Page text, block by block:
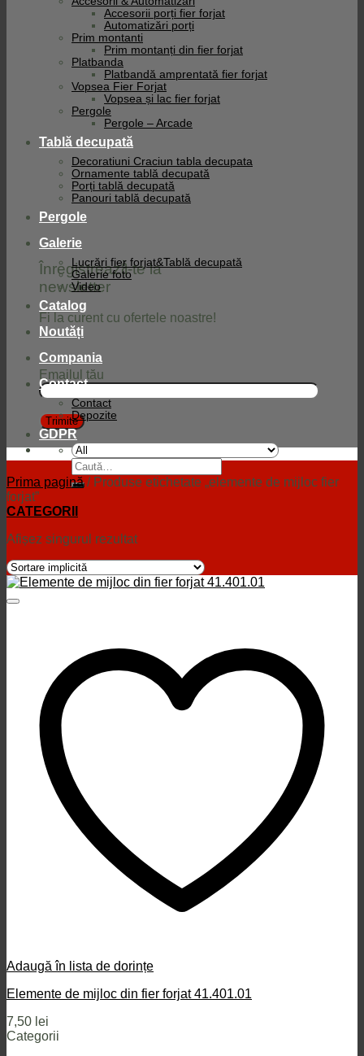
Înregistrează-te la
newsletter
Fi la curent cu ofertele noastre!
Emailul tău
Caută
după:
Accesorii porți fier forjat
Automatizări porți
Prim montanti
Prim montanți din fier forjat
Platbanda
Platbandă amprentată fier forjat
Vopsea Fier Forjat
Vopsea și lac fier forjat
Pergole
Pergole – Arcade
Tablă decupată
Decoratiuni Craciun tabla decupata
Ornamente tablă decupată
Porți tablă decupată
Panouri tablă decupată
Pergole
Galerie
Lucrări fier forjat&Tablă decupată
Galerie foto
Video
Catalog
Noutăți
Compania
Contact
Contact
Depozite
GDPR
Prima pagină /Produse etichetate „elemente de mijloc fier
forjat”
CATEGORII
Afișez singurul rezultat
Adaugă în lista de dorințe
Elemente de mijloc din fier forjat 41.401.01
7,50 lei
Categorii